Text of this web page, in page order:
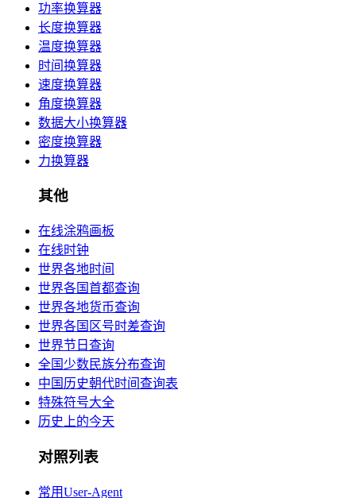
功率换算器
长度换算器
温度换算器
时间换算器
速度换算器
角度换算器
数据大小换算器
密度换算器
力换算器
其他
在线涂鸦画板
在线时钟
世界各地时间
世界各国首都查询
世界各地货币查询
世界各国区号时差查询
世界节日查询
全国少数民族分布查询
中国历史朝代时间查询表
特殊符号大全
历史上的今天
对照列表
常用User-Agent